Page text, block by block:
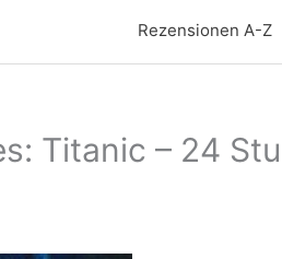
Rezensionen A-Z
Titanic – 24